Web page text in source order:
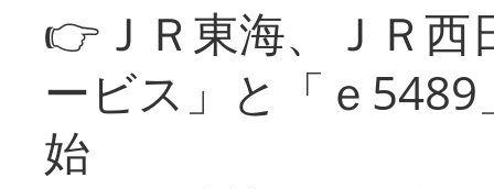
👉ＪＲ東海、ＪＲ
ービス」と「ｅ
始